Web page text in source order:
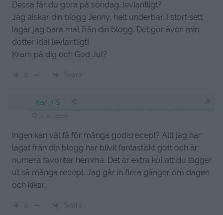
Dessa får du göra på söndag…levlantligt?
Jag älskar din blogg Jenny, helt underbar. I stort sett
lagar jag bara mat från din blogg. Det gör även min
dotter Ida( levlantligt)
Kram på dig och God Jul?
Svara
Karin S.
10 år sedan
Ingen kan väl få för många godisrecept? Allt jag har
lagat från din blogg har blivit fantastiskt gott och är
numera favoriter hemma. Det är extra kul att du lägger
ut så många recept. Jag går in flera gånger om dagen
och kikar.
Svara